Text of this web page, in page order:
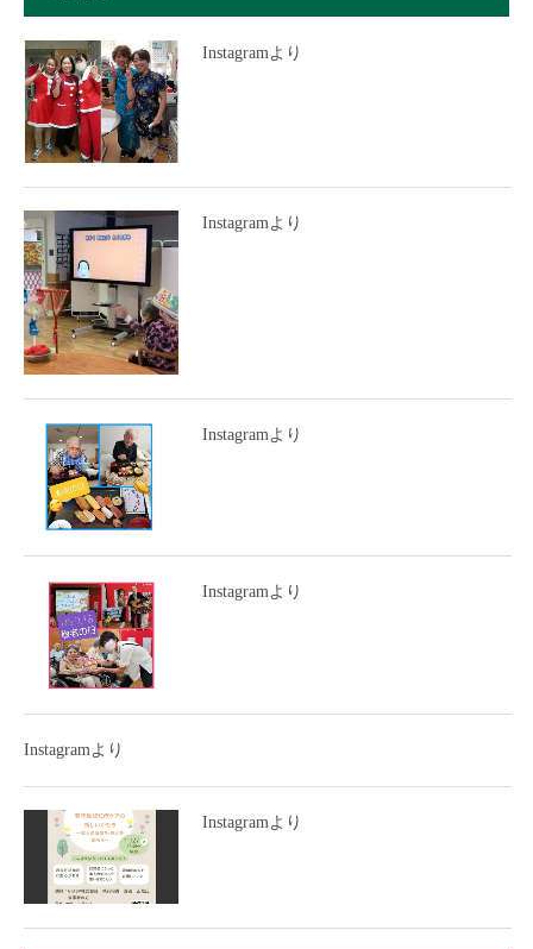
Instagramより
Instagramより
Instagramより
Instagramより
Instagramより
Instagramより